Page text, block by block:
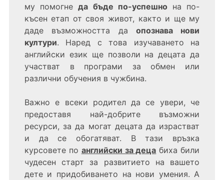
му помогнеда бъде по-успешнона по-
късен етап от своя живот, както и ще му
даде възможността да опознава нови
култури. Наред с това изучаването на
английски език ще позволи на децата да
участват в програми за обмен или
различни обучения в чужбина.
Важно е всеки родител да се увери, че
предоставя най-добрите възможни
ресурси, за да могат децата да израстват
и да се обогатяват. В тази връзка
курсовете по английски за деца биха били
чудесен старт за развитието на вашето
дете и придобиването на нови умения. А